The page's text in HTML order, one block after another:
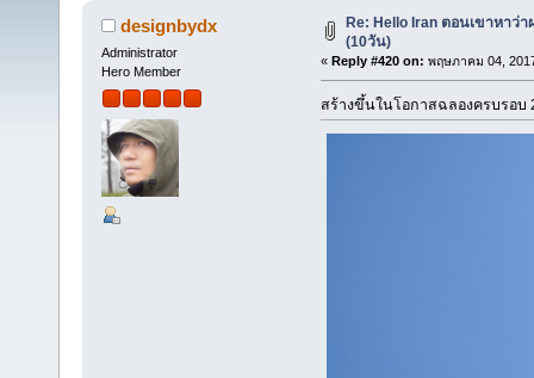
designbydx
Administrator
Hero Member
Re: Hello Iran ตอนเขาหาว่
(10วัน)
« Reply #420 on: พฤษภาคม 04,
สร้างขึ้นในโอกาสฉลองครบรอบ